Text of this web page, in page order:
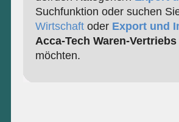
Suchfunktion oder suchen
Wirtschaftoder Export und
Acca-Tech Waren-Vertriebs
möchten.